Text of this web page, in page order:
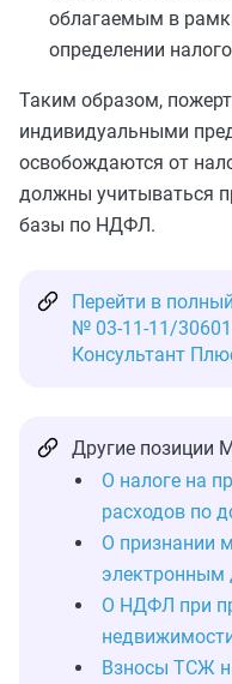
облагаемым в
определении
Таким образом,
индивидуальными
освобождаются от
должны учитываться
базы по НДФЛ.
Перейти в
№ 03-11-11/
Консультант
Другие позиции
О налоге на
расходов по
О признании
электронным
О НДФЛ при
Взносы ТСЖ